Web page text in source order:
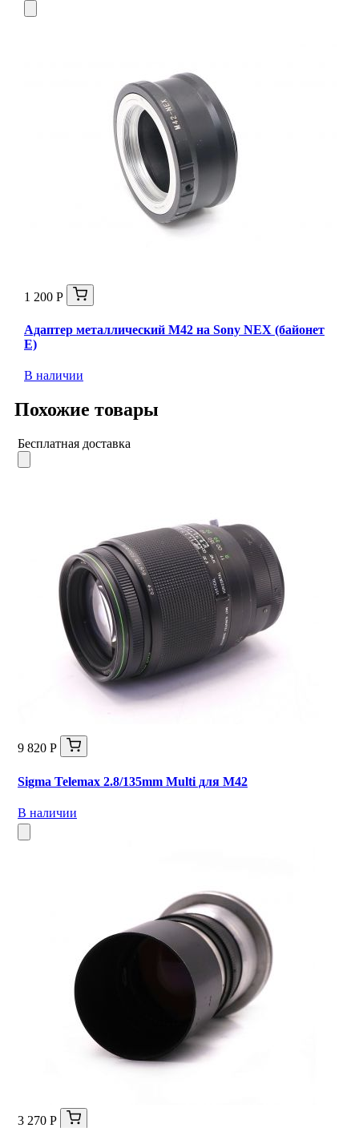
1 200 Р
Адаптер металлический M42 на Sony NEX (байонет
E)
В наличии
Похожие товары
Бесплатная доставка
9 820 Р
Sigma Telemax 2.8/135mm Multi для M42
В наличии
3 270 Р